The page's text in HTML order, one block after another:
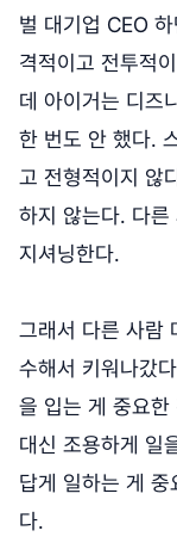
벌 대기업 CEO
격적이고 전투적
데 아이거는 디즈
한 번도 안 했다.
고 전형적이지 않
하지 않는다. 다
지셔닝한다.
그래서 다른 사람
수해서 키워나갔
을 입는 게 중요
대신 조용하게 일
답게 일하는 게
다.